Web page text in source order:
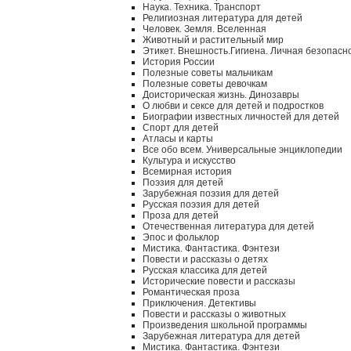
Наука. Техника. Транспорт
Религиозная литература для детей
Человек. Земля. Вселенная
Животный и растительный мир
Этикет. Внешность.Гигиена. Личная
История России
Полезные советы мальчикам
Полезные советы девочкам
Доисторическая жизнь. Динозавры
О любви и сексе для детей и подростков
Биографии известных личностей для детей
Спорт для детей
Атласы и карты
Все обо всем. Универсальные энциклопедии
Культура и искусство
Всемирная история
Поэзия для детей
Зарубежная поэзия для детей
Русская поэзия для детей
Проза для детей
Отечественная литература для детей
Эпос и фольклор
Мистика. Фантастика. Фэнтези
Повести и рассказы о детях
Русская классика для детей
Исторические повести и рассказы
Романтическая проза
Приключения. Детективы
Повести и рассказы о животных
Произведения школьной программы
Зарубежная литература для детей
Мистика. Фантастика. Фэнтези